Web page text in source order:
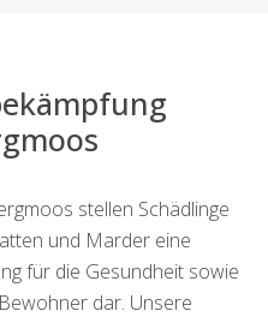
stellen Schädlinge
und Marder eine
für die Gesundheit sowie
dar. Unsere